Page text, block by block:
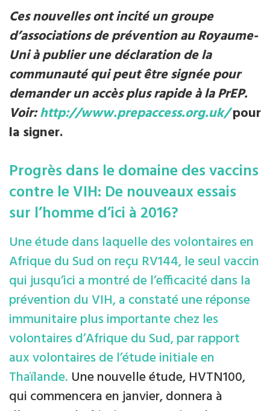
Ces nouvelles ont incité un groupe
d’associations de prévention au Royaume-
Uni à publier une déclaration de la
communauté qui peut être signée pour
demander un accès plus rapide à la PrEP.
Voir:http://www.prepaccess.org.uk/pour
la signer.
Progrès dans le domaine des vaccins
contre le VIH: De nouveaux essais
sur l’homme d’ici à 2016?
Une étude dans laquelle des volontaires en
Afrique du Sud on reçu RV144, le seul vaccin
qui jusqu’ici a montré de l’efficacité dans la
prévention du VIH, a constaté une réponse
immunitaire plus importante chez les
volontaires d’Afrique du Sud, par rapport
aux volontaires de l’étude initiale en
Thaïlande. Une nouvelle étude, HVTN100,
qui commencera en janvier, donnera à